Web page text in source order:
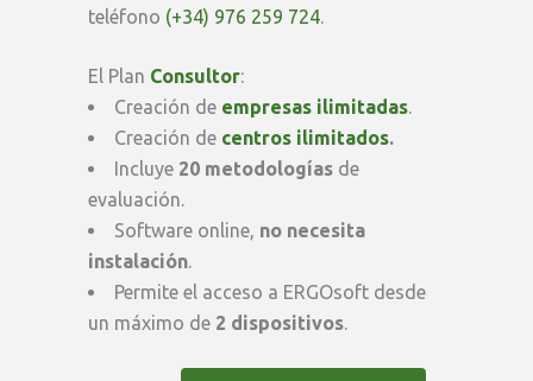
teléfono (+34) 976 259 724.
El Plan Consultor:
Creación de empresas ilimitadas.
Creación de centros ilimitados.
Incluye 20 metodologías de
evaluación.
Software online, no necesita
instalación.
Permite el acceso a ERGOsoft desde
un máximo de 2 dispositivos.